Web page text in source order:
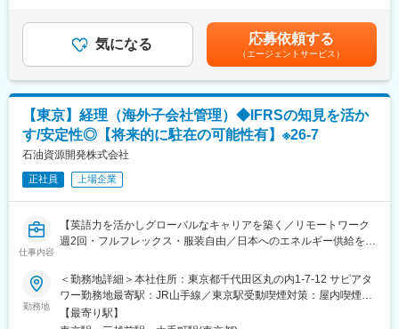
≪成長を続けるための制度≫
専門知識を深めるための研修制度や、資格取得支援制度が充実
しています。
変更の範囲：会社の定める業務
赴任頂いております。
・海外赴任時は1国の担当として、現地スタッフが行っている業務
のコントロールやマネジメントをメインに行った頂き、経理業務
・赴任先は主にアメリカ、カナダ、メキシコ等です。
■同社の特徴：
トヨタ社の現地法人や海外完成車メーカーと直取引を行い、売り
上げの海外比率を伸ばしている企業様の為、グローバルに活躍頂
ける方が数多くいらっしゃり、全社としてもグローバル人材の育
成に力を入れております。その為、若いうちから海外拠点にて責
任ある業務に臨んで頂く社風がございます。
■組織構成：
経理部は現在、日本に10名、海外赴任者が5名のメンバー構成で
す。日本にいる間の業務はチーム全員で進めております。
・積極的な海外展開：5年に1拠点のペースで海外に拠点を設けて
おり売り上げ強化に力を入れています。海外では自動車メーカー
の工場の近くに工場を持ちスピーディな対応が強み。非系列なの
り（過去実績4ヶ月）■臨時決算手当：年間予算の達成状況により
支給■海外赴任時は各国にあわせた赴任手当がございます。（例：
カナダの場合手当は17万円程度）記載金額は選考を通じて上下す
る可能性があります。月給(月額)は固定手当を含みます。
気になる 応募依頼する
（エージェントサービス）
【東京】経理（海外子会社管理）◆IFRSの知見を活か
す/安定性◎【将来的に駐在の可能性有】※26-7
石油資源開発株式会社
正社員 上場企業
仕事内容
【英語力を活かしグローバルなキャリアを築く／リモートワーク
週2回・フルフレックス・服装自由／日本へのエネルギー供給を目
石油業界でも上流となるE＆P（探鉱・開発・生産）事業のリーデ
ィングカンパニー／ワークライフバランスが整っており、社風が
よく働きやすい環境／平均勤続年数14.7年】
勤務地
＜勤務地詳細＞本社住所：東京都千代田区丸の内1-7-12 サピアタ
ワー勤務地最寄駅：JR山手線／東京駅受動喫煙対策：屋内喫煙可
能場所あり変更の範囲：会社の定める事業所（リモートワーク含
【最寄り駅】